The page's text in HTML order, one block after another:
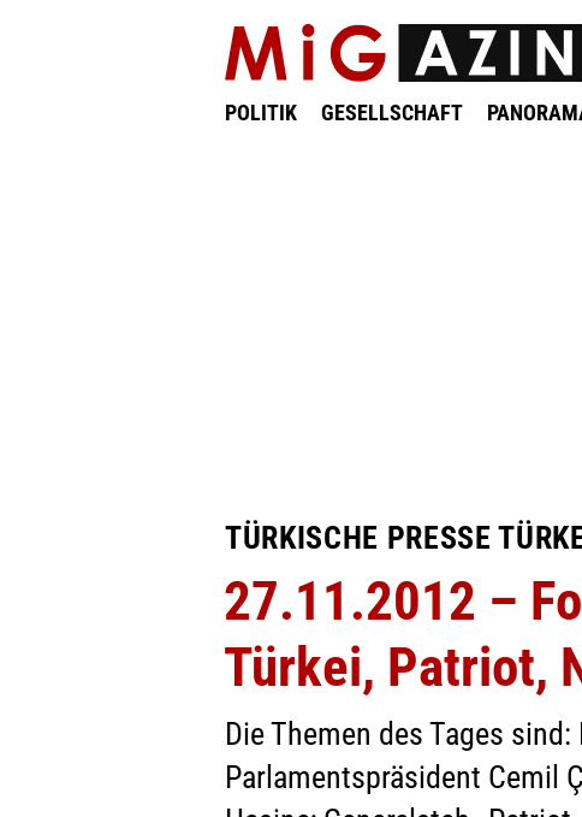
POLITIK GESELLSCHAFT
TÜRKISCHE PRESSE
27.11.2012 –
Türkei, Patriot,
Die Themen des Tages
Parlamentspräsident Cemil